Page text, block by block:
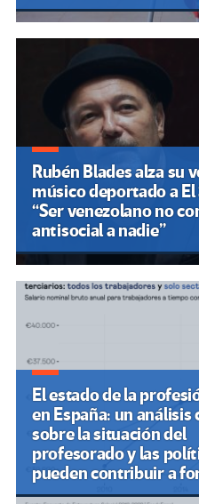
Rubén Blades alza su
músico deportado a
“Ser venezolano no
antisocial a nadie”
El estado de la
en España: un análisis
sobre la situación del
profesorado y las
pueden contribuir a